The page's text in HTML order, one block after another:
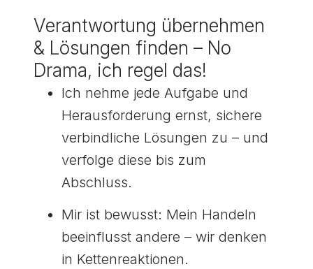
Verantwortung übernehmen
& Lösungen finden – No
Drama, ich regel das!
Ich nehme jede Aufgabe und
Herausforderung ernst, sichere
verbindliche Lösungen zu – und
verfolge diese bis zum
Abschluss.
Mir ist bewusst: Mein Handeln
beeinflusst andere – wir denken
in Kettenreaktionen.